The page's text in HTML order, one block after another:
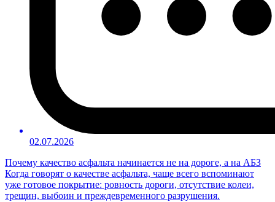
02.07.2026
Почему качество асфальта начинается не на дороге, а на АБЗ
Когда говорят о качестве асфальта, чаще всего вспоминают
уже готовое покрытие: ровность дороги, отсутствие колеи,
трещин, выбоин и преждевременного разрушения.